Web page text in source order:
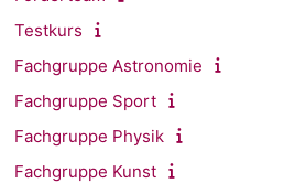
Testkurs
Fachgruppe Astronomie
Fachgruppe Sport
Fachgruppe Physik
Fachgruppe Kunst